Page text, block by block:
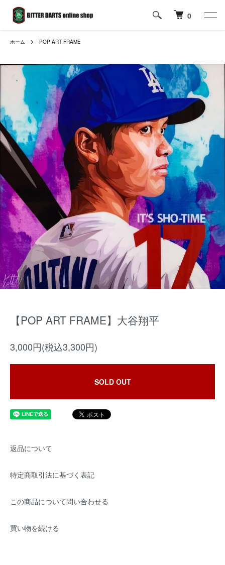
0
ホーム POP ART FRAME
【POP ART FRAME】大谷翔平
3,000円(税込3,300円)
SOLD OUT
返品について
特定商取引法に基づく表記
この商品について問い合わせる
買い物を続ける